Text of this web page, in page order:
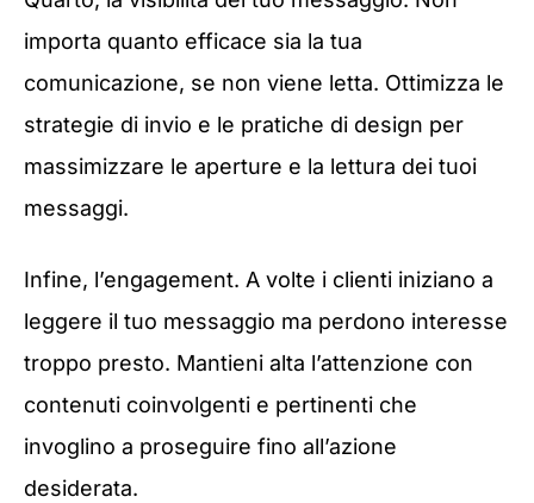
importa quanto efficace sia la tua
comunicazione, se non viene letta. Ottimizza le
strategie di invio e le pratiche di design per
massimizzare le aperture e la lettura dei tuoi
messaggi.
Infine, l’engagement. A volte i clienti iniziano a
leggere il tuo messaggio ma perdono interesse
troppo presto. Mantieni alta l’attenzione con
contenuti coinvolgenti e pertinenti che
invoglino a proseguire fino all’azione
desiderata.